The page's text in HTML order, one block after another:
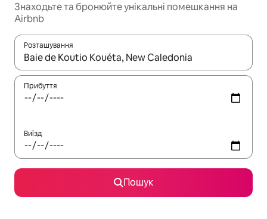
Знаходьте та бронюйте унікальні помешкання на
Airbnb
Розташування
Отримавши результати пошуку, використовуйте для
Прибуття
Виїзд
Пошук